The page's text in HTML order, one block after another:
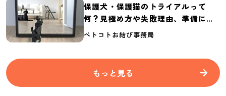
保護犬・保護猫のトライアルって
何？見極め方や失敗理由、準備に必
要なものを紹介
ペトコトお結び事務局
もっと見る